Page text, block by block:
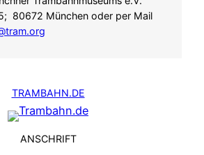
80672 München oder per Mail
TRAMBAHN.DE
ANSCHRIFT